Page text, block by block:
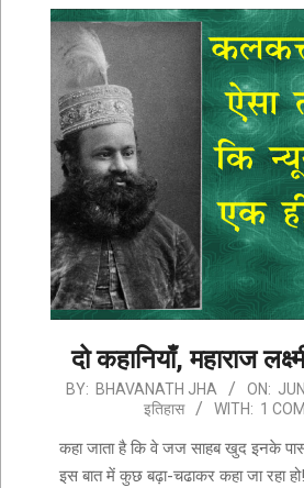
दो कहानियाँ, महाराज
2022-
18
BY: BHAVANATH JHA ON:
इतिहास
WITH: 1
कहा जाता है कि वे जज साहब खुद इनके
इस बात में कुछ बढ़ा-चढाकर कहा जा रहा